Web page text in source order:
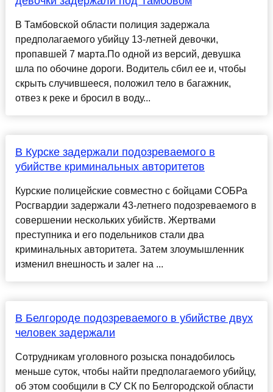
В Тамбовской области полиция задержала
предполагаемого убийцу 13-летней девочки,
пропавшей 7 марта.По одной из версий, девушка
шла по обочине дороги. Водитель сбил ее и, чтобы
скрыть случившееся, положил тело в багажник,
отвез к реке и бросил в воду...
В Курске задержали подозреваемого в
убийстве криминальных авторитетов
Курские полицейские совместно с бойцами СОБРа
Росгвардии задержали 43-летнего подозреваемого в
совершении нескольких убийств. Жертвами
преступника и его подельников стали два
криминальных авторитета. Затем злоумышленник
изменил внешность и залег на ...
В Белгороде подозреваемого в убийстве двух
человек задержали
Сотрудникам уголовного розыска понадобилось
меньше суток, чтобы найти предполагаемого убийцу,
об этом сообщили в СУ СК по Белгородской области